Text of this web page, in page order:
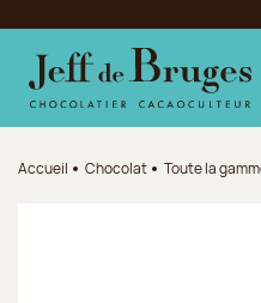
Aller au contenu principal
Aller au pied de page
Accueil Chocolat Toute la